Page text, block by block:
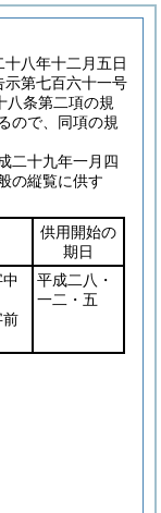
十八年十二月五日
示第七百六十一号
八条第二項の規
ので、同項の規
二十九年一月四
の縦覧に供す
供用開始の
期日
前
平成二八・
一二・五